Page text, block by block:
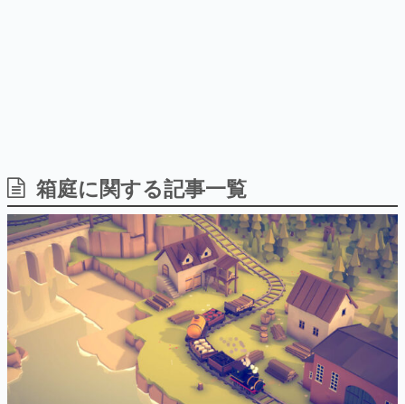
日本のコンテンツ産業やカルチャーに与えた影響を探る企
画です。
日本モバイルゲーム産業史
日本のモバイルゲーム史における主要なトピック・タイト
ルを網羅するほか、開発者へのインタビューや識者による
解説を掲載。約20年の歴史が一望できる決定版！
若ゲのいたり〜ゲームクリエイターの青春〜
『うつヌケ』『ペンと箸』等で知られるマンガ家・田中圭
一先生によるゲーム業界レポートマンガです。
なんでゲームは面白い？
ゲーム開発者・hamatsu氏がゲームの魅力を画面や操作の
箱庭に関する記事一覧